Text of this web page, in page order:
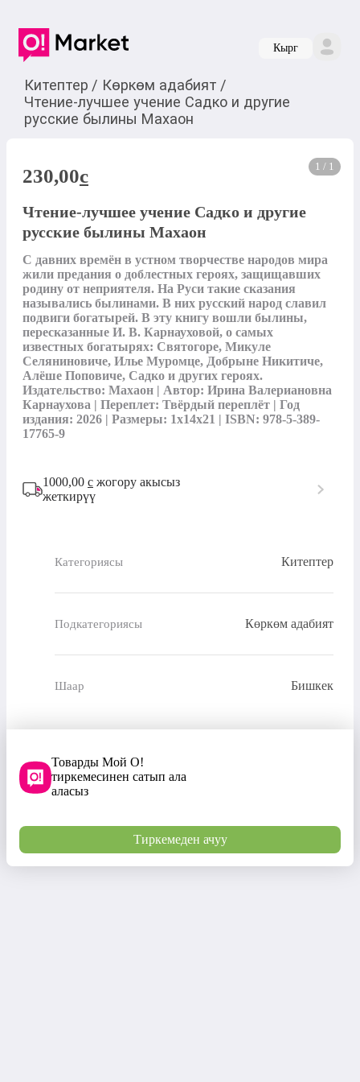
Кырг
Китептер / Көркөм адабият /
Чтение-лучшее учение Садко и другие
русские былины Махаон
1 / 1
230,00c
Чтение-лучшее учение Садко и другие
русские былины Махаон
С давних времён в устном творчестве народов мира
жили предания о доблестных героях, защищавших
родину от неприятеля. На Руси такие сказания
назывались былинами. В них русский народ славил
подвиги богатырей. В эту книгу вошли былины,
пересказанные И. В. Карнауховой, о самых
известных богатырях: Святогоре, Микуле
Селяниновиче, Илье Муромце, Добрыне Никитиче,
Алёше Поповиче, Садко и других героях.
Издательство: Махаон | Автор: Ирина Валериановна
Карнаухова | Переплет: Твёрдый переплёт | Год
издания: 2026 | Размеры: 1x14x21 | ISBN: 978-5-389-
17765-9
1000,00 с жогору акысыз
жеткирүү
Категориясы Китептер
Подкатегориясы Көркөм адабият
Шаар Бишкек
Товарды Мой О!
тиркемесинен сатып ала
аласыз
Тиркемеден ачуу